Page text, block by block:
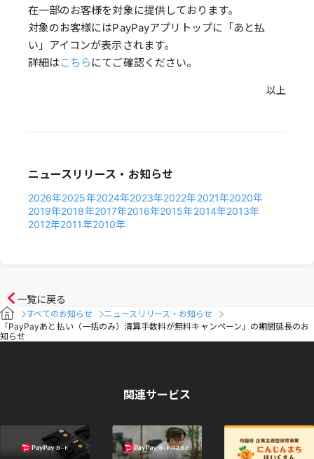
在一部のお客様を対象に提供しております。
対象のお客様にはPayPayアプリトップに「あと払
い」アイコンが表示されます。
詳細はこちら にてご確認ください。
以上
ニュースリリース・お知らせ
2026年2025年2024年2023年2022年2021年2020年
2019年2018年2017年2016年2015年2014年2013年
2012年2011年2010年
一覧に戻る
すべてのお知らせ
ニュースリリース・お知らせ
「PayPayあと払い（一括のみ）清算手数料が無料キャンペーン」の期間延長のお
知らせ
関連サービス